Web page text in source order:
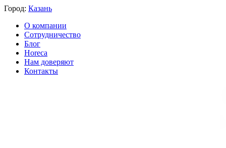
Город: Казань
О компании
Сотрудничество
Блог
Horeca
Нам доверяют
Контакты